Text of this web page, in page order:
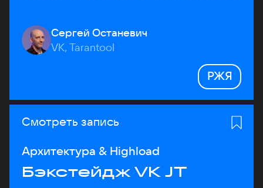
Сергей Останевич
VK, Tarantool
РЖЯ
Смотреть запись
Архитектура & Highload
Бэкстейдж VK JT